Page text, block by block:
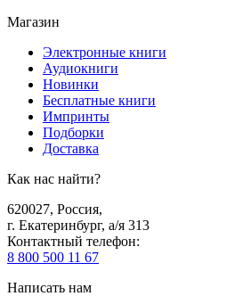
Магазин
Электронные книги
Аудиокниги
Новинки
Бесплатные книги
Импринты
Подборки
Доставка
Как нас найти?
620027, Россия,
г. Екатеринбург, а/я 313
Контактный телефон:
8 800 500 11 67
Написать нам